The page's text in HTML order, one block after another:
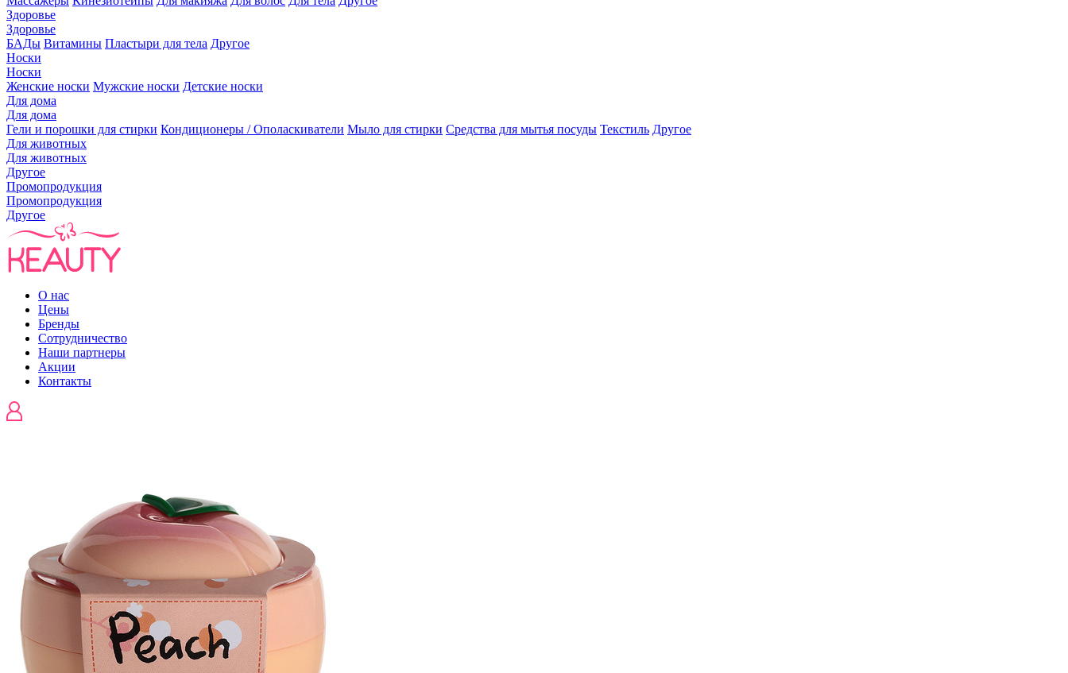
Здоровье
Здоровье
БАДы Витамины Пластыри для тела Другое
Носки
Носки
Женские носки Мужские носки Детские носки
Для дома
Для дома
Гели и порошки для стирки Кондиционеры / Ополаскиватели Мыло для стирки Средства для мытья посуды Текстиль Другое
Для животных
Для животных
Другое
Промопродукция
Промопродукция
Другое
О нас
Цены
Бренды
Сотрудничество
Наши партнеры
Акции
Контакты